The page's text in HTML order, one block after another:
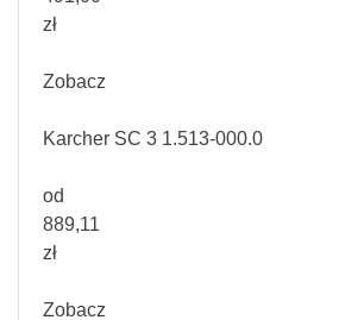
zł
Zobacz
Karcher SC 3 1.513-000.0
od
889,11
zł
Zobacz